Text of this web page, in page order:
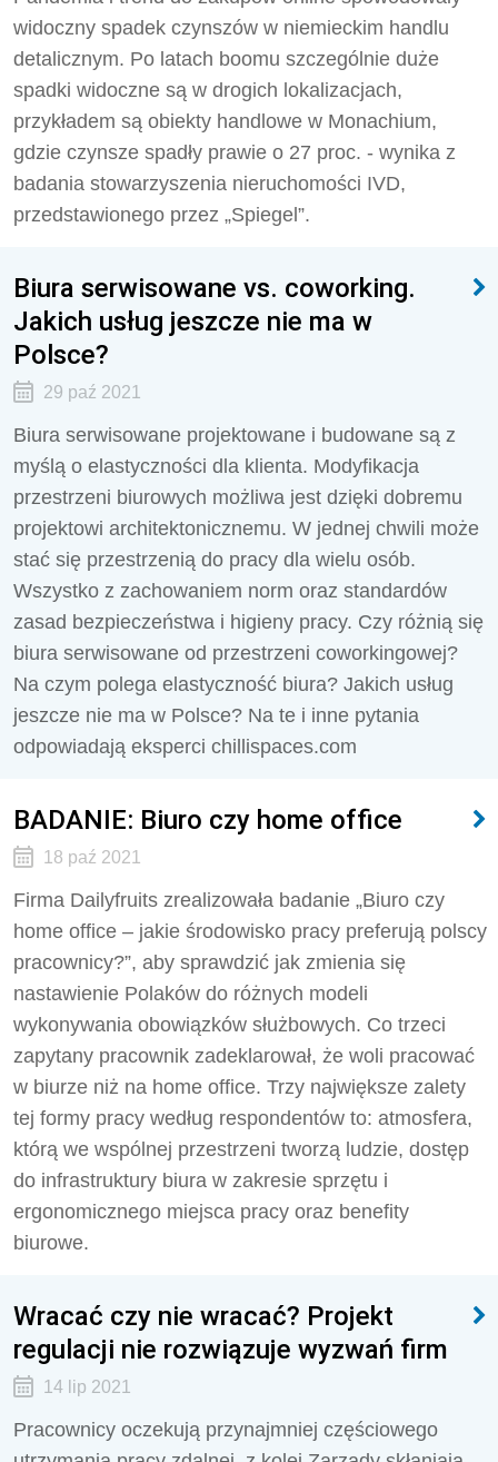
widoczny spadek czynszów w niemieckim handlu
detalicznym. Po latach boomu szczególnie duże
spadki widoczne są w drogich lokalizacjach,
przykładem są obiekty handlowe w Monachium,
gdzie czynsze spadły prawie o 27 proc. - wynika z
badania stowarzyszenia nieruchomości IVD,
przedstawionego przez „Spiegel”.
Biura serwisowane vs. coworking.
Jakich usług jeszcze nie ma w
Polsce?
29 paź 2021
Biura serwisowane projektowane i budowane są z
myślą o elastyczności dla klienta. Modyfikacja
przestrzeni biurowych możliwa jest dzięki dobremu
projektowi architektonicznemu. W jednej chwili może
stać się przestrzenią do pracy dla wielu osób.
Wszystko z zachowaniem norm oraz standardów
zasad bezpieczeństwa i higieny pracy. Czy różnią się
biura serwisowane od przestrzeni coworkingowej?
Na czym polega elastyczność biura? Jakich usług
jeszcze nie ma w Polsce? Na te i inne pytania
odpowiadają eksperci chillispaces.com
BADANIE: Biuro czy home office
18 paź 2021
Firma Dailyfruits zrealizowała badanie „Biuro czy
home office – jakie środowisko pracy preferują polscy
pracownicy?”, aby sprawdzić jak zmienia się
nastawienie Polaków do różnych modeli
wykonywania obowiązków służbowych. Co trzeci
zapytany pracownik zadeklarował, że woli pracować
w biurze niż na home office. Trzy największe zalety
tej formy pracy według respondentów to: atmosfera,
którą we wspólnej przestrzeni tworzą ludzie, dostęp
do infrastruktury biura w zakresie sprzętu i
ergonomicznego miejsca pracy oraz benefity
biurowe.
Wracać czy nie wracać? Projekt
regulacji nie rozwiązuje wyzwań firm
14 lip 2021
Pracownicy oczekują przynajmniej częściowego